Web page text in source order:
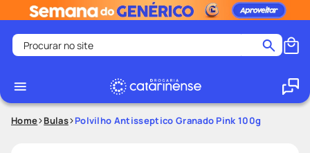
Procurar no site
1
2º
medley
Home Bulas Polvilho Antisseptico Granado Pink 100g